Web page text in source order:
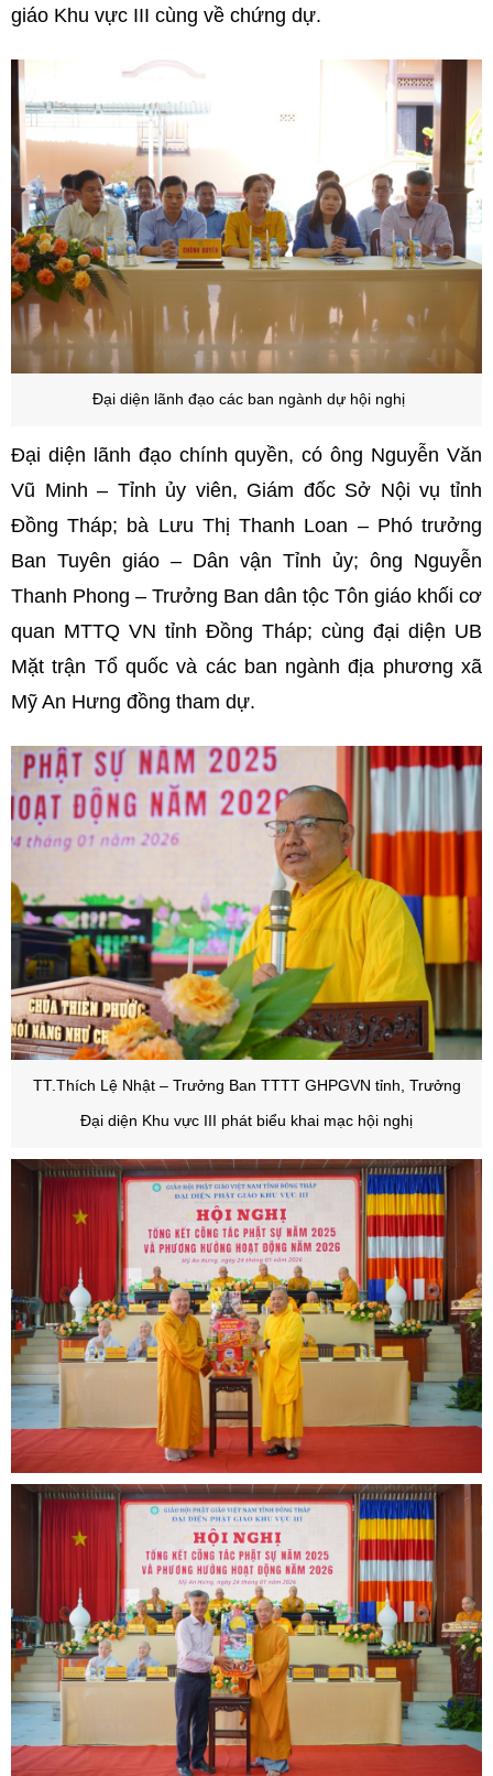
giáo Khu vực III cùng về chứng dự.
Đại diện lãnh đạo các ban ngành dự hội nghị
Đại diện lãnh đạo chính quyền, có ông Nguyễn Văn
Vũ Minh – Tỉnh ủy viên, Giám đốc Sở Nội vụ tỉnh
Đồng Tháp; bà Lưu Thị Thanh Loan – Phó trưởng
Ban Tuyên giáo – Dân vận Tỉnh ủy; ông Nguyễn
Thanh Phong – Trưởng Ban dân tộc Tôn giáo khối cơ
quan MTTQ VN tỉnh Đồng Tháp; cùng đại diện UB
Mặt trận Tổ quốc và các ban ngành địa phương xã
Mỹ An Hưng đồng tham dự.
TT.Thích Lệ Nhật – Trưởng Ban TTTT GHPGVN tỉnh, Trưởng
Đại diện Khu vực III phát biểu khai mạc hội nghị